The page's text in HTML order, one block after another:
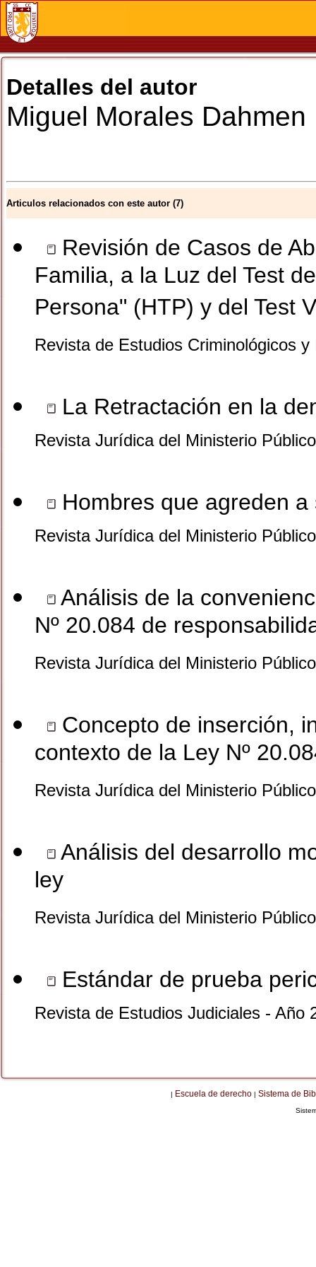
Detalles del autor
Miguel Morales Dahmen
Articulos relacionados con este autor (7)
Revisión de Casos de
Familia, a la Luz del Test
Persona" (HTP) y del Test
Revista de Estudios Criminológicos
La Retractación en la
Revista Jurídica del Ministerio
Hombres que agreden
Revista Jurídica del Ministerio
Análisis de la
Nº 20.084 de
Revista Jurídica del Ministerio
Concepto de inserción,
contexto de la Ley Nº
Revista Jurídica del Ministerio
Análisis del desarrollo
ley
Revista Jurídica del Ministerio
Estándar de prueba
Revista de Estudios Judiciales - Año
| Escuela de derecho | Sistema de